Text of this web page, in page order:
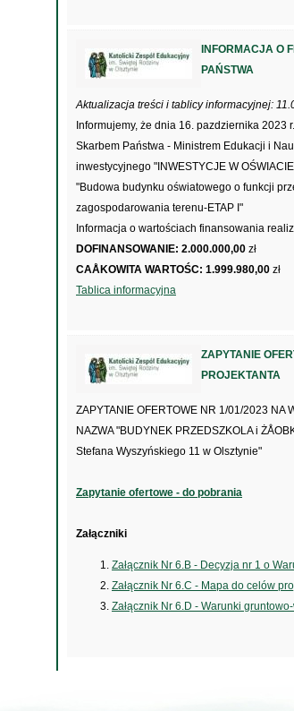
INFORMACJA O
PAŃSTWA
Aktualizacja treści i tablicy informacyjnej:
Informujemy, że dnia 16. pazdziernika 2023
Skarbem Państwa - Ministrem Edukacji i
inwestycyjnego "INWESTYCJE W
"Budowa budynku oświatowego o funkcji
zagospodarowania terenu-ETAP I"
Informacja o wartościach finansowania
DOFINANSOWANIE: 2.000.000,00 zł
CAÅKOWITA WARTOŚC: 1.999.980,00 zł
Tablica informacyjna
ZAPYTANIE
PROJEKTANTA
ZAPYTANIE OFERTOWE NR 1/01/2023 NA
NAZWA "BUDYNEK PRZEDSZKOLA i
Stefana Wyszyńskiego 11 w Olsztynie"
Zapytanie ofertowe - do pobrania
Załączniki
Załącznik Nr 6.B - Decyzja nr 1 o
Załącznik Nr 6.C - Mapa do celów
Załącznik Nr 6.D - Warunki